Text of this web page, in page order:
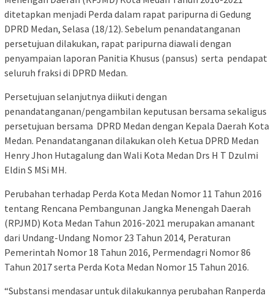
ditetapkan menjadi Perda dalam rapat paripurna di Gedung
DPRD Medan, Selasa (18/12). Sebelum penandatanganan
persetujuan dilakukan, rapat paripurna diawali dengan
penyampaian laporan Panitia Khusus (pansus) serta pendapat
seluruh fraksi di DPRD Medan.
Persetujuan selanjutnya diikuti dengan
penandatanganan/pengambilan keputusan bersama sekaligus
persetujuan bersama DPRD Medan dengan Kepala Daerah Kota
Medan. Penandatanganan dilakukan oleh Ketua DPRD Medan
Henry Jhon Hutagalung dan Wali Kota Medan Drs H T Dzulmi
Eldin S MSi MH.
Perubahan terhadap Perda Kota Medan Nomor 11 Tahun 2016
tentang Rencana Pembangunan Jangka Menengah Daerah
(RPJMD) Kota Medan Tahun 2016-2021 merupakan amanant
dari Undang-Undang Nomor 23 Tahun 2014, Peraturan
Pemerintah Nomor 18 Tahun 2016, Permendagri Nomor 86
Tahun 2017 serta Perda Kota Medan Nomor 15 Tahun 2016.
“Substansi mendasar untuk dilakukannya perubahan Ranperda